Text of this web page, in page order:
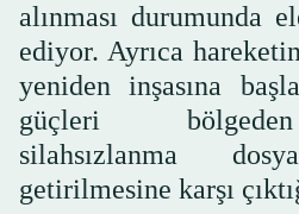
alınması durumunda
ediyor. Ayrıca
yeniden inşasına
güçleri
silahsızlanma
getirilmesine karşı